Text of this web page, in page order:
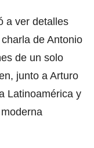
a ver detalles
de Antonio
de un solo
junto a Arturo
Latinoamérica y